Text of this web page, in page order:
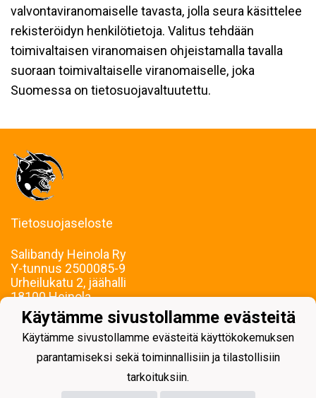
valvontaviranomaiselle tavasta, jolla seura käsittelee
rekisteröidyn henkilötietoja. Valitus tehdään
toimivaltaisen viranomaisen ohjeistamalla tavalla
suoraan toimivaltaiselle viranomaiselle, joka
Suomessa on tietosuojavaltuutettu.
Tietosuojaseloste
Salibandy Heinola Ry
Y-tunnus 2500085-9
Urheilukatu 2, jäähalli
18100 Heinola
Puh: Saila Korhonen, 040 169 4502
E-mail: sbheinola(a)sbheinola.fi
Laskutus, taloushallinto: sbhlaskut(a)gmail.com
Vastaanotamme verkkolaskuja
Käytämme sivustollamme evästeitä
Käytämme sivustollamme evästeitä käyttökokemuksen
parantamiseksi sekä toiminnallisiin ja tilastollisiin
tarkoituksiin.